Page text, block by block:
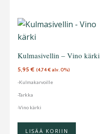
Kulmasivellin – Vino kärki
5,95€ (4,74€ alv. 0%)
-Kulmakarvoille
-Tarkka
-Vino kärki
LISÄÄ KORIIN